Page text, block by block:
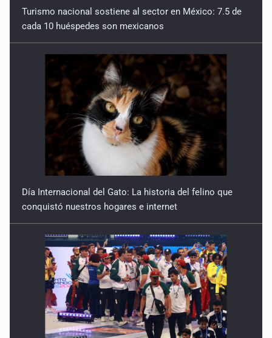
cada 10 huéspedes son mexicanos
conquistó nuestros hogares e internet